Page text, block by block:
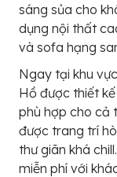
sáng sủa cho
dụng nội thất
và sofa hạng
Ngay tại khu
Hồ được thiết
phù hợp cho cả
được trang trí
thư giãn khá
miễn phí với